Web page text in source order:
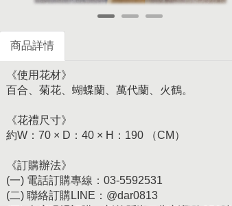
商品詳情
《使用花材》
百合、菊花、蝴蝶蘭、萬代蘭、火鶴。
《花禮尺寸》
約W：70 × D：40 × H：190 （CM）
《訂購辦法》
(一) 電話訂購專線：03-5592531
(二) 聯絡訂購LINE：@dar0813